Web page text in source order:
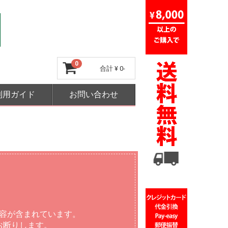
用ガイド お問い合わせ
が含まれています。
りします。
0
合計¥ 0-